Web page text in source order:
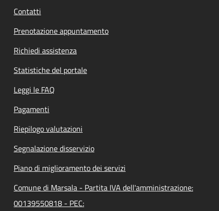
Contatti
Prenotazione appuntamento
Richiedi assistenza
Statistiche del portale
Leggi le FAQ
Pagamenti
Riepilogo valutazioni
Segnalazione disservizio
Piano di miglioramento dei servizi
Comune di Marsala - Partita IVA dell'amministrazione:
00139550818 - PEC: